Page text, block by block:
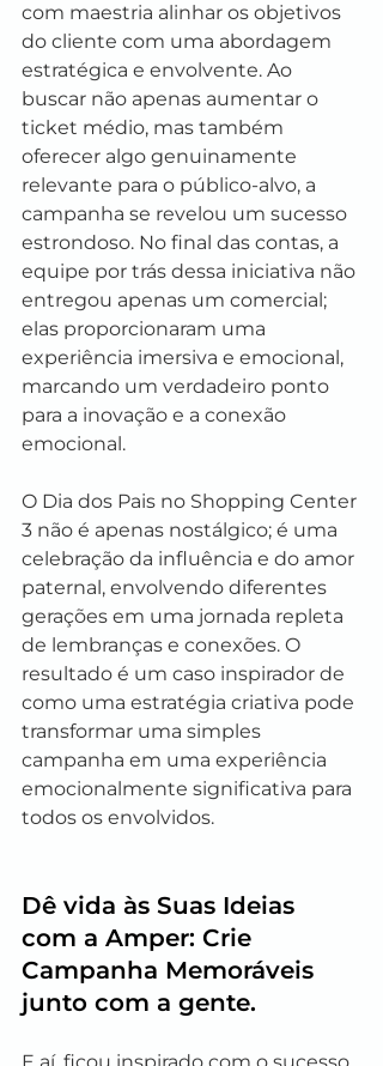
com maestria alinhar os objetivos
do cliente com uma abordagem
estratégica e envolvente. Ao
buscar não apenas aumentar o
ticket médio, mas também
oferecer algo genuinamente
relevante para o público-alvo, a
campanha se revelou um sucesso
estrondoso. No final das contas, a
equipe por trás dessa iniciativa não
entregou apenas um comercial;
elas proporcionaram uma
experiência imersiva e emocional,
marcando um verdadeiro ponto
para a inovação e a conexão
emocional.
O Dia dos Pais no Shopping Center
3 não é apenas nostálgico; é uma
celebração da influência e do amor
paternal, envolvendo diferentes
gerações em uma jornada repleta
de lembranças e conexões. O
resultado é um caso inspirador de
como uma estratégia criativa pode
transformar uma simples
campanha em uma experiência
emocionalmente significativa para
todos os envolvidos.
Dê vida às Suas Ideias
com a Amper: Crie
Campanha Memoráveis
junto com a gente.